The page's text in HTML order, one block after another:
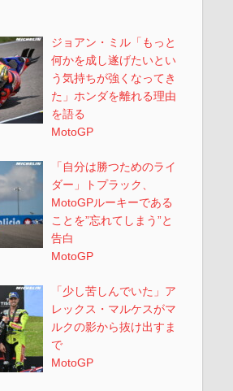
ジョアン・ミル「もっと
何かを成し遂げたいとい
う気持ちが強くなってき
た」ホンダを離れる理由
を語る
MotoGP
「自分は勝つためのライ
ダー」トプラック、
MotoGPルーキーである
ことを”忘れてしまう”と
告白
MotoGP
「少し苦しんでいた」ア
レックス・マルケスがマ
ルクの影から抜け出すま
で
MotoGP